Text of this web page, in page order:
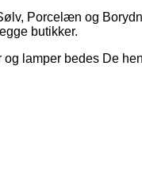
Porcelæn og
butikker.
og lamper bedes De